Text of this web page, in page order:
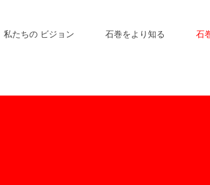
私たちの ビジョン 石巻をより知る 石